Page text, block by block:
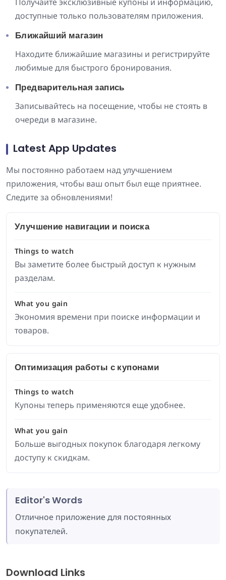
доступные только пользователям приложения.
Ближайший магазин
Находите ближайшие магазины и регистрируйте
любимые для быстрого бронирования.
Предварительная запись
Записывайтесь на посещение, чтобы не стоять в
очереди в магазине.
Latest App Updates
Мы постоянно работаем над улучшением
приложения, чтобы ваш опыт был еще приятнее.
Следите за обновлениями!
Улучшение навигации и поиска
Things to watch
Вы заметите более быстрый доступ к нужным
разделам.
What you gain
Экономия времени при поиске информации и
товаров.
Оптимизация работы с купонами
Things to watch
Купоны теперь применяются еще удобнее.
What you gain
Больше выгодных покупок благодаря легкому
доступу к скидкам.
Editor's Words
Отличное приложение для постоянных
покупателей.
Download Links